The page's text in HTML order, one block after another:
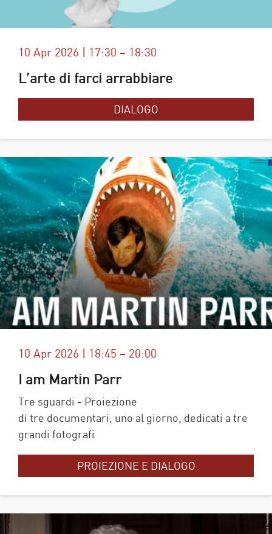
10 Apr 2026 | 17:30 – 18:30
L’arte di farci arrabbiare
DIALOGO
10 Apr 2026 | 18:45 – 20:00
I am Martin Parr
Tre sguardi - Proiezione
di tre documentari, uno al giorno, dedicati a tre
grandi fotografi
PROIEZIONE E DIALOGO